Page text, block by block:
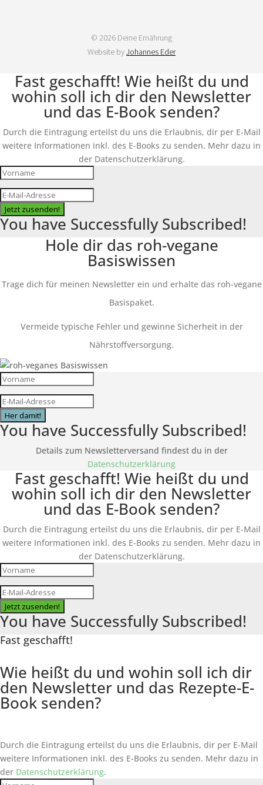
© 2026 Deine Ernährung
Website byJohannes Eder
Fast geschafft! Wie heißt du und
wohin soll ich dir den Newsletter
und das E-Book senden?
Durch die Eintragung erteilst du uns die Erlaubnis, dir per E-Mail
weitere Informationen inkl. des E-Books zu senden. Mehr dazu in
der Datenschutzerklärung.
Jetzt zusenden!
You have Successfully Subscribed!
Hole dir das roh-vegane
Basiswissen
Trage dich für meinen Newsletter ein und erhalte das roh-vegane
Basispaket.
Vermeide typische Fehler und gewinne Sicherheit in der
Nährstoffversorgung.
Her damit!
You have Successfully Subscribed!
Details zum Newsletterversand findest du in der
Datenschutzerklärung
Fast geschafft! Wie heißt du und
wohin soll ich dir den Newsletter
und das E-Book senden?
Durch die Eintragung erteilst du uns die Erlaubnis, dir per E-Mail
weitere Informationen inkl. des E-Books zu senden. Mehr dazu in
der Datenschutzerklärung.
Jetzt zusenden!
You have Successfully Subscribed!
Fast geschafft!
Wie heißt du und wohin soll ich dir
den Newsletter und das Rezepte-E-
Book senden?
Durch die Eintragung erteilst du uns die Erlaubnis, dir per E-Mail
weitere Informationen inkl. des E-Books zu senden. Mehr dazu in
der Datenschutzerklärung.